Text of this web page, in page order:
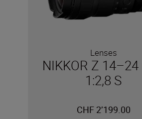
Lenses
NIKKOR Z
1:2,8 S
CHF 2’199.00